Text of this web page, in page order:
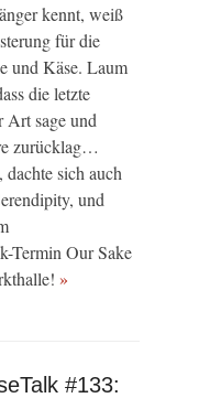
kennt, weiß
für die
und Käse. Laum
die letzte
Art sage und
zurücklag…
sich auch
und
Termin Our Sake
»
#133: